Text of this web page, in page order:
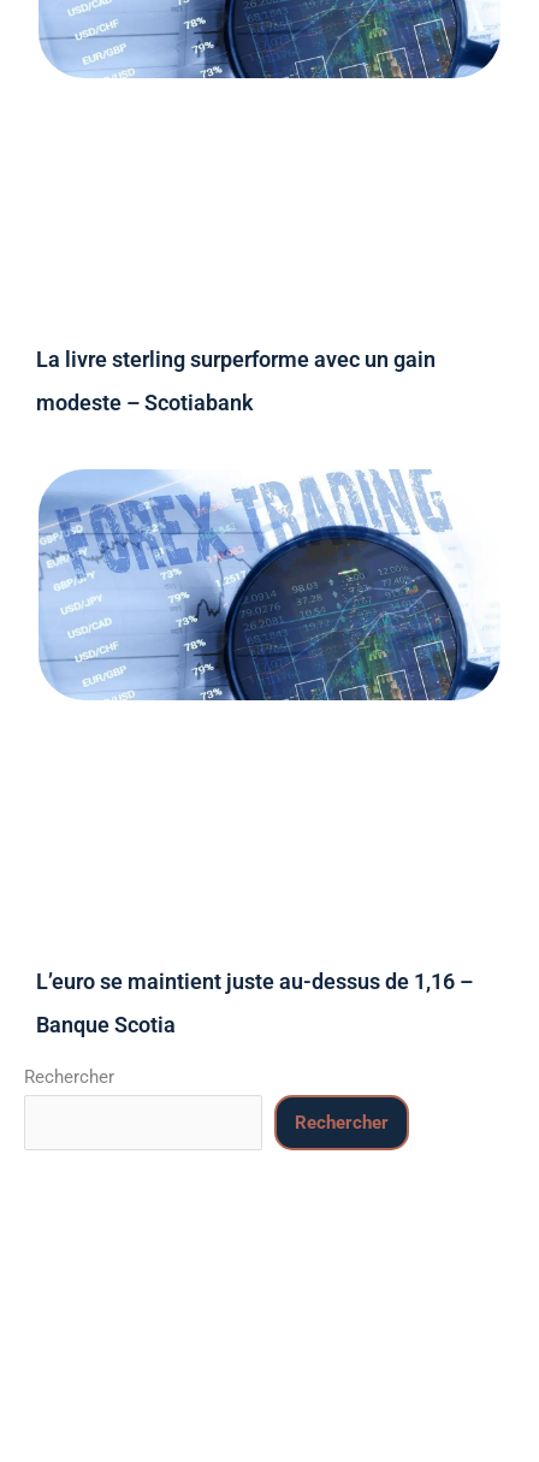
La livre sterling surperforme avec un gain
modeste – Scotiabank
L’euro se maintient juste au-dessus de 1,16 –
Banque Scotia
Rechercher
Rechercher